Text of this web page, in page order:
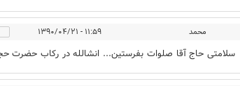
محمد ۱۱:۵۹ - ۱۳۹۰/۰۴/۲۱
سلامتی حاج آقا صلوات بفرستین... انشالله در رکاب حضرت